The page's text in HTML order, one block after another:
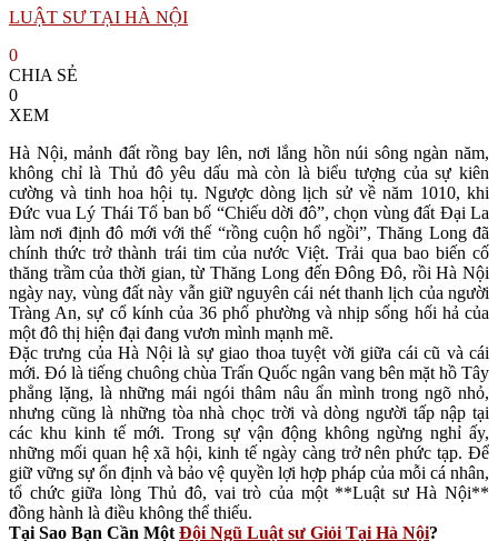
LUẬT SƯ TẠI HÀ NỘI
0
CHIA SẺ
0
XEM
Hà Nội, mảnh đất rồng bay lên, nơi lắng hồn núi sông ngàn năm,
không chỉ là Thủ đô yêu dấu mà còn là biểu tượng của sự kiên
cường và tinh hoa hội tụ. Ngược dòng lịch sử về năm 1010, khi
Đức vua Lý Thái Tổ ban bố “Chiếu dời đô”, chọn vùng đất Đại La
làm nơi định đô mới với thế “rồng cuộn hổ ngồi”, Thăng Long đã
chính thức trở thành trái tim của nước Việt. Trải qua bao biến cố
thăng trầm của thời gian, từ Thăng Long đến Đông Đô, rồi Hà Nội
ngày nay, vùng đất này vẫn giữ nguyên cái nét thanh lịch của người
Tràng An, sự cổ kính của 36 phố phường và nhịp sống hối hả của
một đô thị hiện đại đang vươn mình mạnh mẽ.
Đặc trưng của Hà Nội là sự giao thoa tuyệt vời giữa cái cũ và cái
mới. Đó là tiếng chuông chùa Trấn Quốc ngân vang bên mặt hồ Tây
phẳng lặng, là những mái ngói thâm nâu ẩn mình trong ngõ nhỏ,
nhưng cũng là những tòa nhà chọc trời và dòng người tấp nập tại
các khu kinh tế mới. Trong sự vận động không ngừng nghỉ ấy,
những mối quan hệ xã hội, kinh tế ngày càng trở nên phức tạp. Để
giữ vững sự ổn định và bảo vệ quyền lợi hợp pháp của mỗi cá nhân,
tổ chức giữa lòng Thủ đô, vai trò của một **Luật sư Hà Nội**
đồng hành là điều không thể thiếu.
Tại Sao Bạn Cần Một Đội Ngũ Luật sư Giỏi Tại Hà Nội?